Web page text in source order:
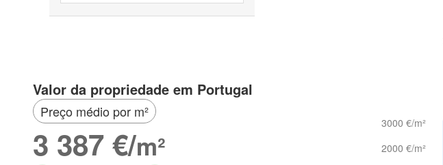
Valor da propriedade em Portugal
Preço médio por m²
3 387 €/m²